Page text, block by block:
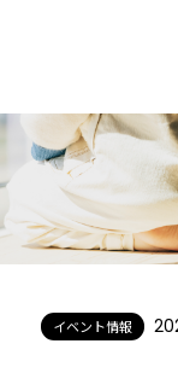
イベント情報